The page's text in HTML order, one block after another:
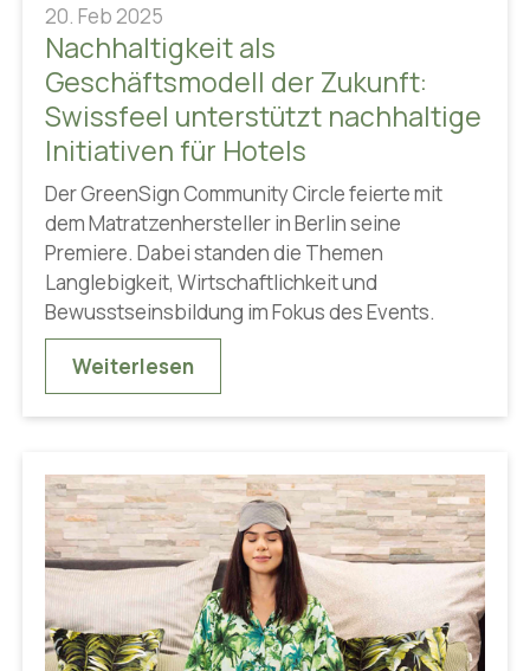
20. Feb 2025
Nachhaltigkeit als
Geschäftsmodell der Zukunft:
Swissfeel unterstützt nachhaltige
Initiativen für Hotels
Der GreenSign Community Circle feierte mit
dem Matratzenhersteller in Berlin seine
Premiere. Dabei standen die Themen
Langlebigkeit, Wirtschaftlichkeit und
Bewusstseinsbildung im Fokus des Events.
Weiterlesen